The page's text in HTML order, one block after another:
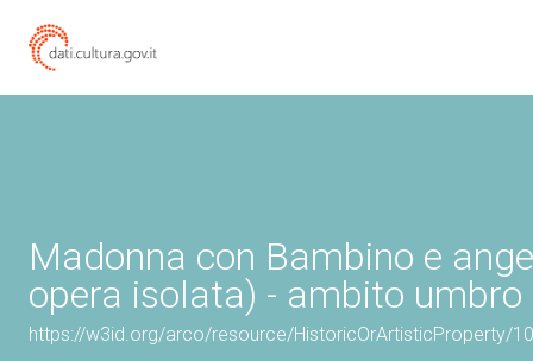
Madonna con Bambino e
opera isolata) - ambito umbro
https://w3id.org/arco/resource/HistoricOrArtisticProperty/